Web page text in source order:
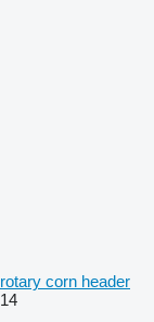
rotary corn header
14